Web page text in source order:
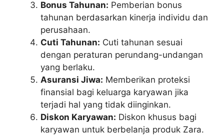
Bonus Tahunan: Pemberian bonus
tahunan berdasarkan kinerja individu dan
perusahaan.
Cuti Tahunan: Cuti tahunan sesuai
dengan peraturan perundang-undangan
yang berlaku.
Asuransi Jiwa: Memberikan proteksi
finansial bagi keluarga karyawan jika
terjadi hal yang tidak diinginkan.
Diskon Karyawan: Diskon khusus bagi
karyawan untuk berbelanja produk Zara.